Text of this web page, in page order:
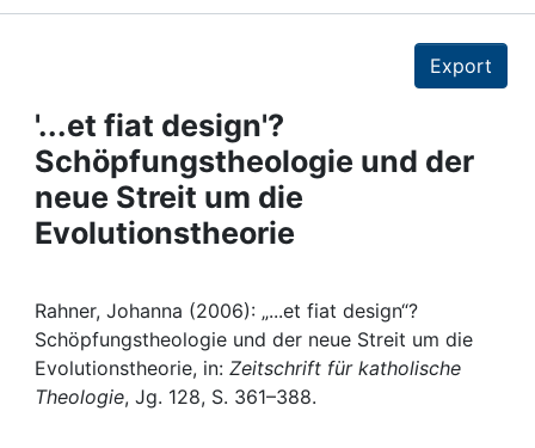
Projects
People
Institutions
Awards
My FIS
Export
'...et fiat design'?
Schöpfungstheologie und der
neue Streit um die
Evolutionstheorie
Rahner, Johanna (2006): „...et fiat design“?
Schöpfungstheologie und der neue Streit um die
Evolutionstheorie, in: Zeitschrift für katholische
Theologie, Jg. 128, S. 361–388.